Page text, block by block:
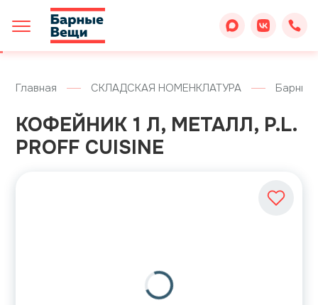
Главная СКЛАДСКАЯ НОМЕНКЛАТУРА Барные
КОФЕЙНИК 1 Л, МЕТАЛЛ, P.L.
PROFF CUISINE